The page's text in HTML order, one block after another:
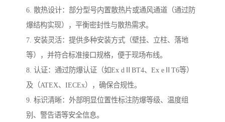
6. 散热设计：部分型号内置散热片或通风通道（通过防
爆结构实现），平衡密封性与散热需求。
7. 安装灵活：提供多种安装方式（壁挂、立柱、落地
等），并符合标准接口规格，便于现场布线。
8. 认证：通过防爆认证（如Ex dⅡBT4、Ex eⅡT6等）
及（ATEX、IECEx），确保合规性。
9. 标识清晰：外部明显位置性标注防爆等级、温度组
别、警告语等安全信息。